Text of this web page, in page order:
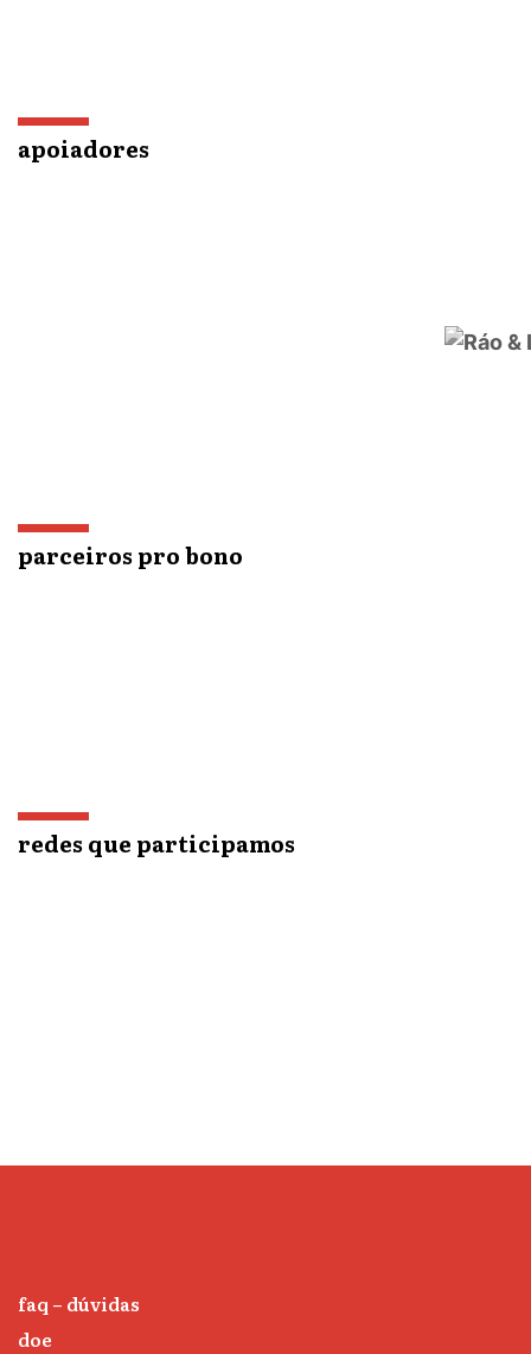
apoiadores
parceiros pro bono
redes que participamos
faq – dúvidas
doe